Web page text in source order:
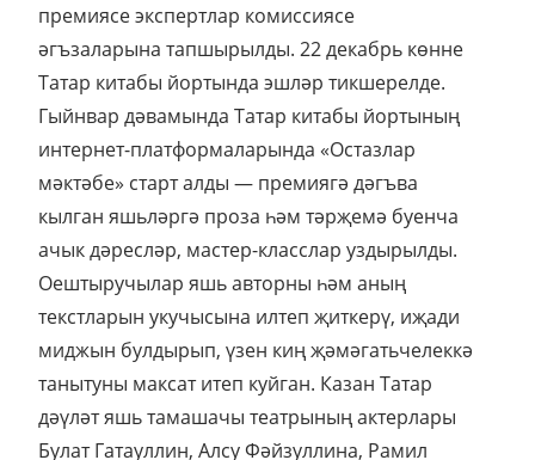
премиясе экспертлар комиссиясе
әгъзаларына тапшырылды. 22 декабрь көнне
Татар китабы йортында эшләр тикшерелде.
Гыйнвар дәвамында Татар китабы йортының
интернет-платформаларында «Остазлар
мәктәбе» старт алды — премиягә дәгъва
кылган яшьләргә проза һәм тәрҗемә буенча
ачык дәресләр, мастер-класслар уздырылды.
Оештыручылар яшь авторны һәм аның
текстларын укучысына илтеп җиткерү, иҗади
миджын булдырып, үзен киң җәмәгатьчелеккә
танытуны максат итеп куйган. Казан Татар
дәүләт яшь тамашачы театрының актерлары
Булат Гатауллин, Алсу Фәйзуллина, Рамил